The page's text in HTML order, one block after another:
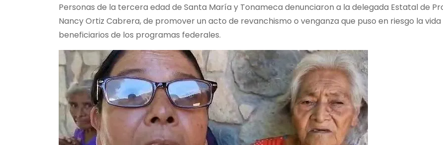
Personas de la tercera edad de Santa María y Tonameca denunciaron a la delegada Estatal de
Nancy Ortiz Cabrera, de promover un acto de revanchismo o venganza que puso en riesgo la
beneficiarios de los programas federales.